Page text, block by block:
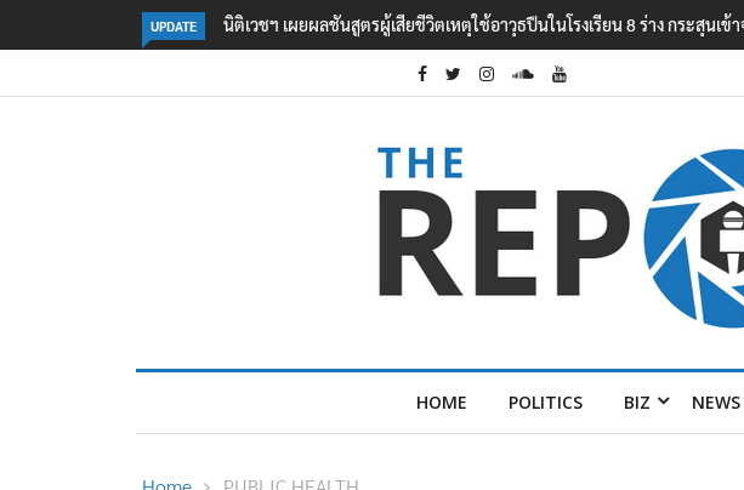
UPDATE นายกฯ สั่งคุมปืนเข้มอาวุธ เตรียมแก้กฎหมาย
HOME POLITICS BIZ NEWS